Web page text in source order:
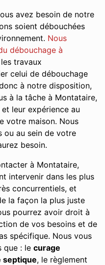
avez besoin de notre
soient débouchées
Nous
débouchage à
travaux
celui de débouchage
à notre disposition,
à la tâche à Montataire,
leur expérience au
votre maison. Nous
ou au sein de votre
besoin.
à Montataire,
intervenir dans les plus
concurrentiels, et
la façon la plus juste
pourrez avoir droit à
de vos besoins et de
spécifique. Nous vous
que : le curage
septique, le règlement